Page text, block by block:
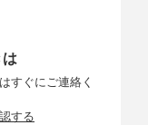
すぐにご連絡く
する